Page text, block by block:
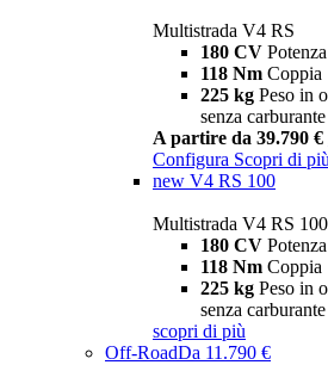
Multistrada V4 RS
180 CV Potenza
118 Nm Coppia
225 kg Peso in
senza carburante
A partire da 39.790 €
Configura Scopri di più
new V4 RS 100
Multistrada V4 RS 100
180 CV Potenza
118 Nm Coppia
225 kg Peso in
senza carburante
scopri di più
Off-RoadDa 11.790 €